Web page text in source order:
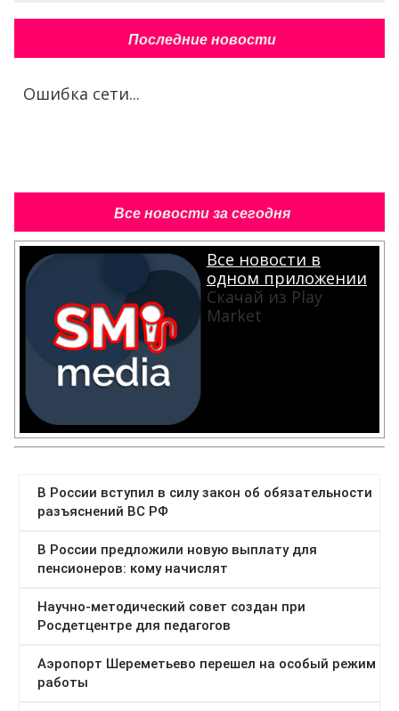
Последние новости
Ошибка сети...
Все новости за сегодня
Все новости в
одном приложении
Скачай из Play
Market